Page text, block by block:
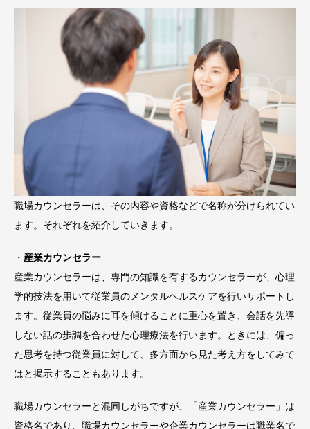
職場カウンセラーは、その内容や資格などで名称が分けられてい
ます。それぞれを紹介していきます。
・ 産業カウンセラー
産業カウンセラーは、専門の知識を有するカウンセラーが、心理
学的技法を用いて従業員のメンタルヘルスケアを行いサポートし
ます。従業員の悩みに耳を傾けることに重心を置き、会話を先導
しない話の歩調を合わせた心理療法を行います。ときには、偏っ
た思考を持つ従業員に対して、多方面から見た考え方をしてみて
はと掲示することもあります。
職場カウンセラーと混同しがちですが、「産業カウンセラー」は
資格名であり、職場カウンセラーや企業カウンセラーは職業名で